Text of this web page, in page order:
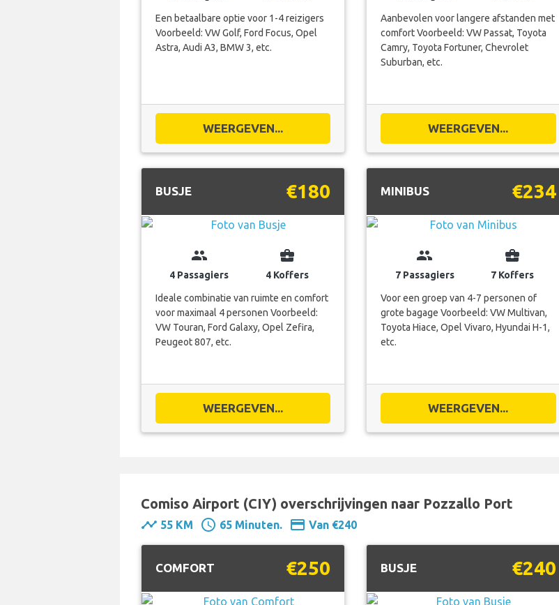
Een betaalbare optie voor 1-4 reizigers
Voorbeeld: VW Golf, Ford Focus, Opel
Astra, Audi A3, BMW 3, etc.
WEERGEVEN...
Aanbevolen voor langere afstanden met
comfort Voorbeeld: VW Passat, Toyota
Camry, Toyota Fortuner, Chevrolet
Suburban, etc.
WEERGEVEN...
BUSJE €180
group
4 Passagiers
business_center
4 Koffers
Ideale combinatie van ruimte en comfort
voor maximaal 4 personen Voorbeeld:
VW Touran, Ford Galaxy, Opel Zefira,
Peugeot 807, etc.
WEERGEVEN...
MINIBUS €234
group
7 Passagiers
business_center
7 Koffers
Voor een groep van 4-7 personen of
grote bagage Voorbeeld: VW Multivan,
Toyota Hiace, Opel Vivaro, Hyundai H-1,
etc.
WEERGEVEN...
Comiso Airport (CIY) overschrijvingen naar Pozzallo Port
timeline 55 KM schedule 65 Minuten. payment Van €240
COMFORT €250 BUSJE €240